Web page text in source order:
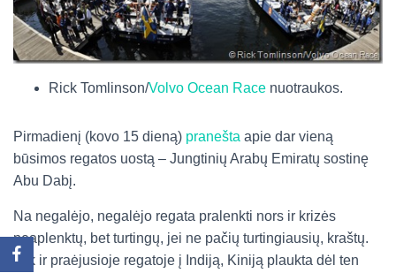
Rick Tomlinson/Volvo Ocean Race nuotraukos.
Pirmadienį (kovo 15 dieną) pranešta apie dar vieną
būsimos regatos uostą – Jungtinių Arabų Emiratų sostinę
Abu Dabį.
Na negalėjo, negalėjo regata pralenkti nors ir krizės
neaplenktų, bet turtingų, jei ne pačių turtingiausių, kraštų.
Juk ir praėjusioje regatoje į Indiją, Kiniją plaukta dėl ten